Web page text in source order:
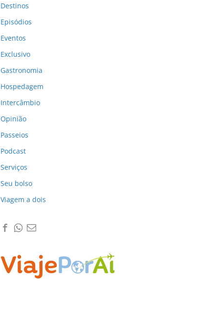
Destinos
Episódios
Eventos
Exclusivo
Gastronomia
Hospedagem
Intercâmbio
Opinião
Passeios
Podcast
Serviços
Seu bolso
Viagem a dois